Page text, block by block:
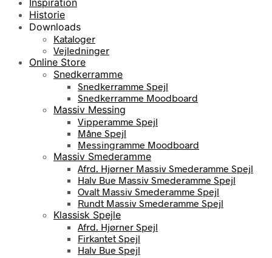
Inspiration
Historie
Downloads
Kataloger
Vejledninger
Online Store
Snedkerramme
Snedkerramme Spejl
Snedkerramme Moodboard
Massiv Messing
Vipperamme Spejl
Måne Spejl
Messingramme Moodboard
Massiv Smederamme
Afrd. Hjørner Massiv Smederamme Spejl
Halv Bue Massiv Smederamme Spejl
Ovalt Massiv Smederamme Spejl
Rundt Massiv Smederamme Spejl
Klassisk Spejle
Afrd. Hjørner Spejl
Firkantet Spejl
Halv Bue Spejl